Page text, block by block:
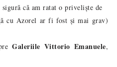
că am ratat o priveliște de
cu Azorel ar fi fost și mai grav)
Galeriile Vittorio Emanuele,